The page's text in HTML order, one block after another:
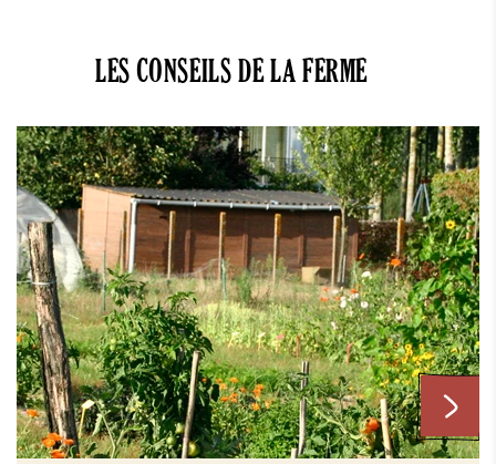
LES CONSEILS DE LA FERME